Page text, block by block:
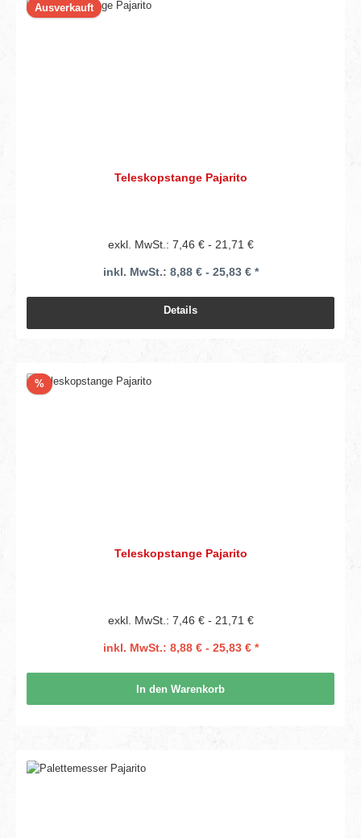
Ausverkauft
Teleskopstange Pajarito
exkl. MwSt.: 7,46 € - 21,71 €
inkl. MwSt.: 8,88 € - 25,83 € *
Details
%Rabatt
Teleskopstange Pajarito
exkl. MwSt.: 7,46 € - 21,71 €
inkl. MwSt.: 8,88 € - 25,83 € *
In den Warenkorb